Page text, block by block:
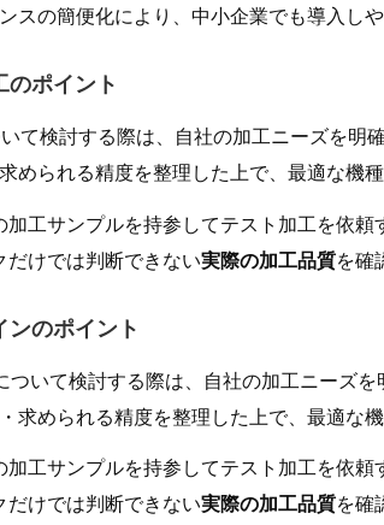
スの簡便化により、中小企業でも導入しや
ポイント
て検討する際は、自社の加工ニーズを明
められる精度を整理した上で、最適な機
工サンプルを持参してテスト加工を依
だけでは判断できない実際の加工品質を確
のポイント
ついて検討する際は、自社の加工ニーズ
求められる精度を整理した上で、最適な
工サンプルを持参してテスト加工を依
だけでは判断できない実際の加工品質を確